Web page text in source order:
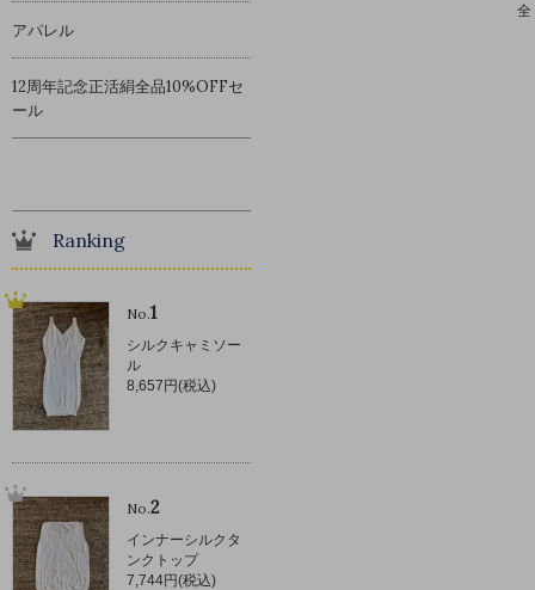
アパレル
12周年記念正活絹全品10%OFFセ
ール
Ranking
No.1
シルクキャミソー
ル
8,657円(税込)
No.2
インナーシルクタ
ンクトップ
7,744円(税込)